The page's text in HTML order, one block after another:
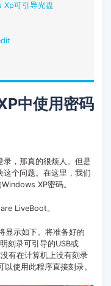
Xp可引导光盘
中使用密码
，那真的很烦人。但是
个问题。在这里，我们
XP密码。
LiveBoot。
显示如下。将准备好的
刻录可引导的USB或
有在计算机上没有刻录
使用此程序直接刻录。